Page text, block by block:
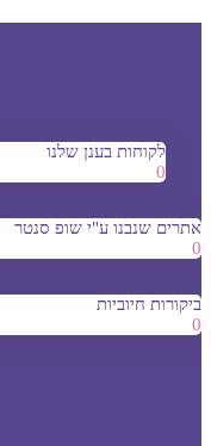
לקוחות בענן שלנו
0
אתרים שנבנו ע"י שופ סנטר
0
ביקורות חיוביות
0